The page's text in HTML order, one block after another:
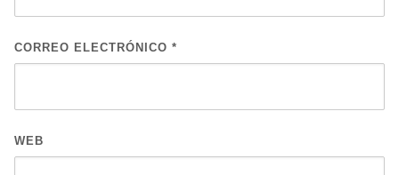
CORREO ELECTRÓNICO *
WEB